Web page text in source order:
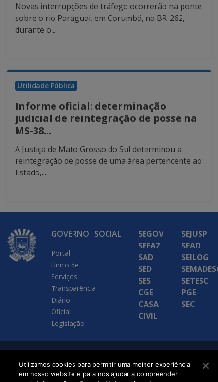
Novas interrupções de tráfego ocorrerão na ponte
sobre o rio Paraguai, em Corumbá, na BR-262,
durante o...
Utilidade Pública
Informe oficial: determinação
judicial de reintegração de posse na
MS-38...
A Justiça de Mato Grosso do Sul determinou a
reintegração de posse de uma área pertencente ao
Estado,...
GOVERNO
Portal
Único de
Serviços
Transparência
Diário
Oficial
Legislação
SOCIAL
SEGOV
SEFAZ
SAD
SED
SES
CGE
CASA
CIVIL
SEJUSP
SEAD
SEILOG
SETESC
PGE
SEC
SETDIG | Secretaria-
Executiva de
Utilizamos cookies para permitir uma melhor experiência
em nosso website e para nos ajudar a compreender